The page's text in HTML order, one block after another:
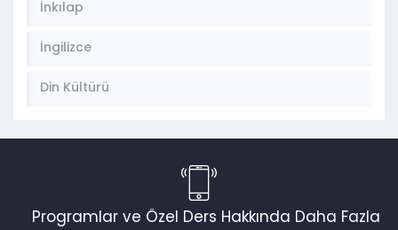
İnkılap
İngilizce
Din Kültürü
Programlar ve Özel Ders Hakkında Daha Fazla